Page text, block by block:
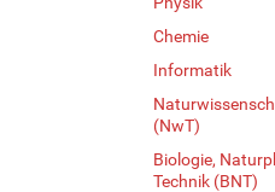
Chemie
Informatik
(NwT)
Biologie,
Technik (BNT)